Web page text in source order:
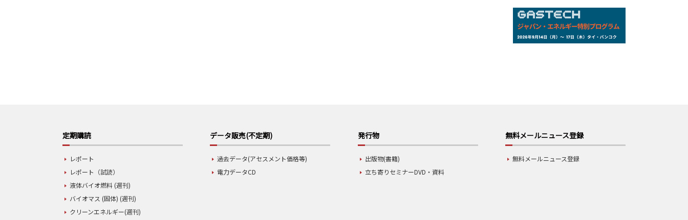
定期購読
レポート
レポート（試読）
液体バイオ燃料 (週刊)
バイオマス (固体) (週刊)
クリーンエネルギー(週刊)
データ販売(不定期)
過去データ(アセスメント価格等)
電力データCD
発行物
出版物(書籍)
立ち寄りセミナーDVD・資料
無料メールニュース登録
無料メールニュース登録